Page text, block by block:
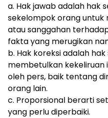
a. Hak jawab adalah hak
sekelompok orang
atau sanggahan
fakta yang merugikan
b. Hak koreksi adalah
membetulkan
oleh pers, baik tentang
orang lain.
c. Proporsional berarti
yang perlu diperbaiki.